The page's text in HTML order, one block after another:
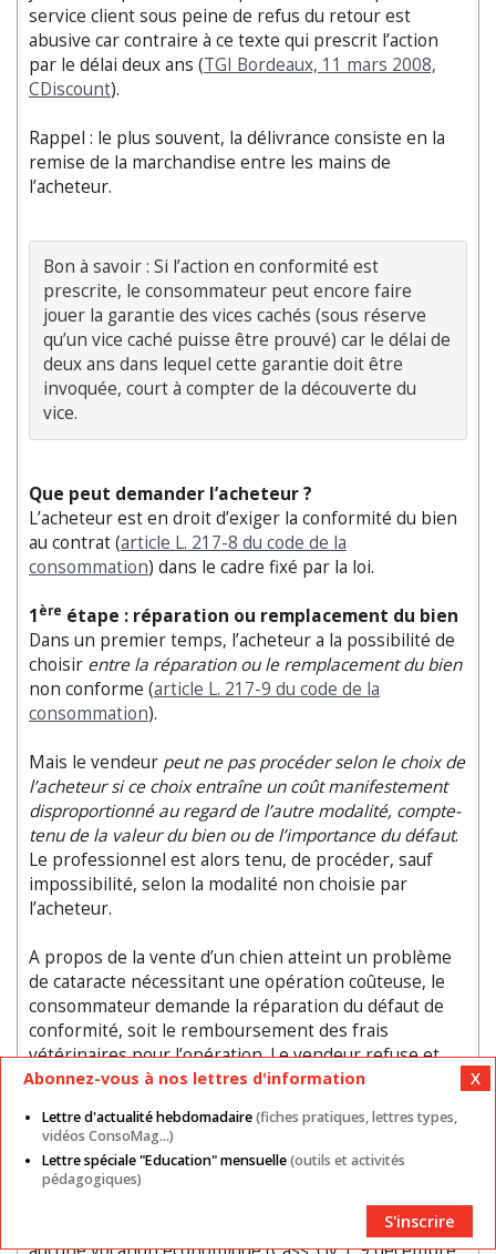
service client sous peine de refus du retour est
abusive car contraire à ce texte qui prescrit l’action
par le délai deux ans (TGI Bordeaux, 11 mars 2008,
CDiscount).
Rappel : le plus souvent, la délivrance consiste en la
remise de la marchandise entre les mains de
l’acheteur.
Bon à savoir : Si l’action en conformité est
prescrite, le consommateur peut encore faire
jouer la garantie des vices cachés (sous réserve
qu’un vice caché puisse être prouvé) car le délai de
deux ans dans lequel cette garantie doit être
invoquée, court à compter de la découverte du
vice.
Que peut demander l’acheteur ?
L’acheteur est en droit d’exiger la conformité du bien
au contrat (article L. 217-8 du code de la
consommation) dans le cadre fixé par la loi.
1 ère étape : réparation ou remplacement du bien
Dans un premier temps, l’acheteur a la possibilité de
choisir entre la réparation ou le remplacement du bien
non conforme (article L. 217-9 du code de la
consommation).
Mais le vendeur peut ne pas procéder selon le choix de
l’acheteur si ce choix entraîne un coût manifestement
disproportionné au regard de l’autre modalité, compte-
tenu de la valeur du bien ou de l’importance du défaut.
Le professionnel est alors tenu, de procéder, sauf
impossibilité, selon la modalité non choisie par
l’acheteur.
A propos de la vente d’un chien atteint un problème
de cataracte nécessitant une opération coûteuse, le
consommateur demande la réparation du défaut de
conformité, soit le remboursement des frais
vétérinaires pour l’opération. Le vendeur refuse et
propose le remplacement de l’animal, estimant le coût
disproportionné. Les juges confirment la décision du
tribunal d’instance et font droit à la demande de
réparation du consommateur. Les juges relèvent que
le remplacement de l’animal était impossible, le chien
étant un être vivant, unique et irremplaçable...sans
Abonnez-vous à nos lettres d'information
Lettre d'actualité hebdomadaire(fiches pratiques, lettres types,
vidéos ConsoMag...)
Lettre spéciale "Education" mensuelle(outils et activités
pédagogiques)
S'inscrire